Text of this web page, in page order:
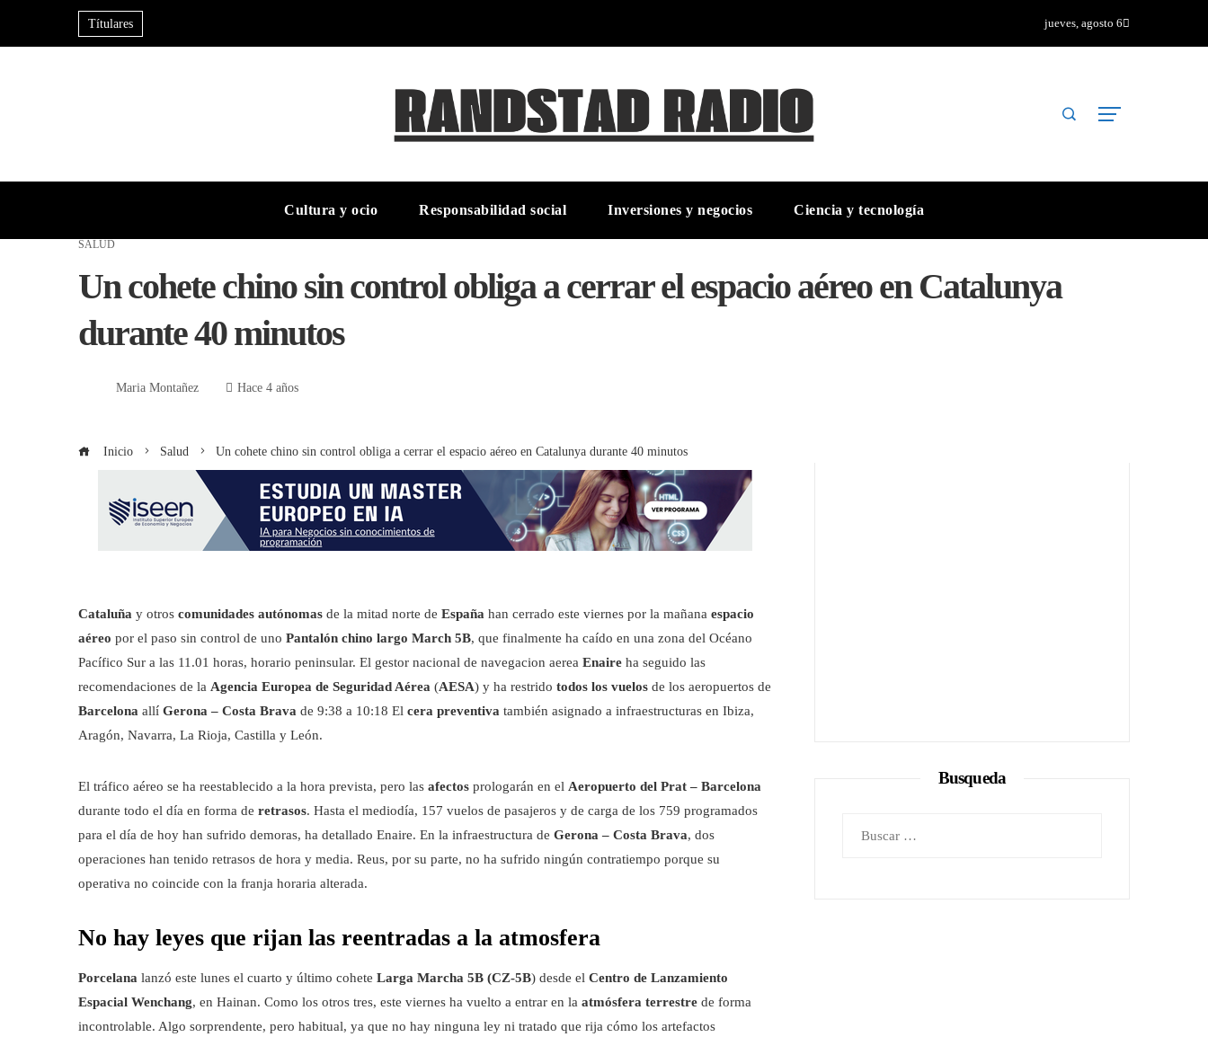
Títulares jueves, agosto 6
Cultura y ocio Responsabilidad social Inversiones y negocios Ciencia y tecnología
SALUD
Un cohete chino sin control obliga a cerrar el espacio aéreo en Catalunya
durante 40 minutos
Maria Montañez Hace 4 años
Inicio Salud Un cohete chino sin control obliga a cerrar el espacio aéreo en Catalunya durante 40 minutos
Cataluña y otros comunidades autónomas de la mitad norte de España han cerrado este viernes por la mañana espacio
aéreo por el paso sin control de uno Pantalón chino largo March 5B, que finalmente ha caído en una zona del Océano
Pacífico Sur a las 11.01 horas, horario peninsular. El gestor nacional de navegacion aerea Enaire ha seguido las
recomendaciones de la Agencia Europea de Seguridad Aérea (AESA) y ha restrido todos los vuelos de los aeropuertos de
Barcelona allí Gerona – Costa Brava de 9:38 a 10:18 El cera preventiva también asignado a infraestructuras en Ibiza,
Aragón, Navarra, La Rioja, Castilla y León.
El tráfico aéreo se ha reestablecido a la hora prevista, pero las afectos prologarán en el Aeropuerto del Prat – Barcelona
durante todo el día en forma de retrasos. Hasta el mediodía, 157 vuelos de pasajeros y de carga de los 759 programados
para el día de hoy han sufrido demoras, ha detallado Enaire. En la infraestructura de Gerona – Costa Brava, dos
operaciones han tenido retrasos de hora y media. Reus, por su parte, no ha sufrido ningún contratiempo porque su
operativa no coincide con la franja horaria alterada.
No hay leyes que rijan las reentradas a la atmosfera
Porcelana lanzó este lunes el cuarto y último cohete Larga Marcha 5B (CZ-5B) desde el Centro de Lanzamiento
Espacial Wenchang, en Hainan. Como los otros tres, este viernes ha vuelto a entrar en la atmósfera terrestre de forma
incontrolable. Algo sorprendente, pero habitual, ya que no hay ninguna ley ni tratado que rija cómo los artefactos
Busqueda